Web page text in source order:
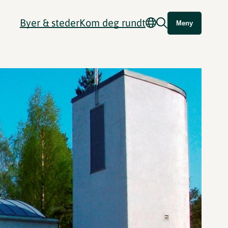
Byer & stederKom deg rundt Meny